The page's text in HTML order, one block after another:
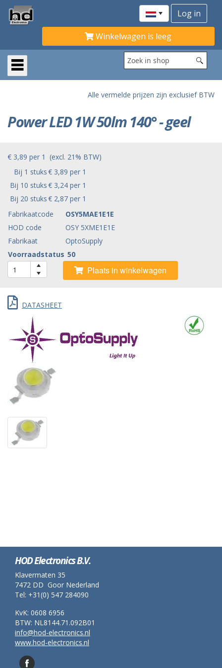
Winkelwagen is leeg
Alle vermelde prijzen zijn exclusief BTW
Power LED 1W 50lm 140° - geel
€ 3,89 per 1 (excl. 21% BTW)
Bij 1 stuks€ 3,89 per 1
Bij 10 stuks€ 3,24 per 1
Bij 20 stuks€ 2,87 per 1
Fabrikaatcode
OSY5MAE1E1E
HOD code
OSY 5XME1E1E
Fabrikaat
OptoSupply
Voorraadstatus 50
Plaats in winkelwagen
DATASHEET
HOD Electronics B.V.
Klavermaten 35
7472 DD Goor Nederland
Tel: +31(0) 547 284090
KvK: 0608 6956
BTW: NL8144.71.092B01
info@hod-electronics.nl
www.hod-electronics.nl